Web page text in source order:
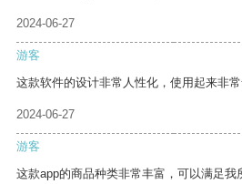
2024-06-27
游客
这款软件的设计非常人性化，使用起来非常
2024-06-27
游客
这款app的商品种类非常丰富，可以满足我